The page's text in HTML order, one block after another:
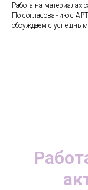
Работа на материалах
По согласованию с
обсуждаем с